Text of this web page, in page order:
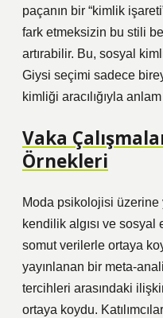
paçanın bir “kimlik
fark etmeksizin bu stili
artırabilir. Bu, sosyal
Giysi seçimi sadece
kimliği aracılığıyla anlam
Vaka
Örnekleri
Moda psikolojisi üzerine
kendilik algısı ve
somut verilerle ortaya
yayınlanan bir meta-
tercihleri arasındaki
ortaya koydu.